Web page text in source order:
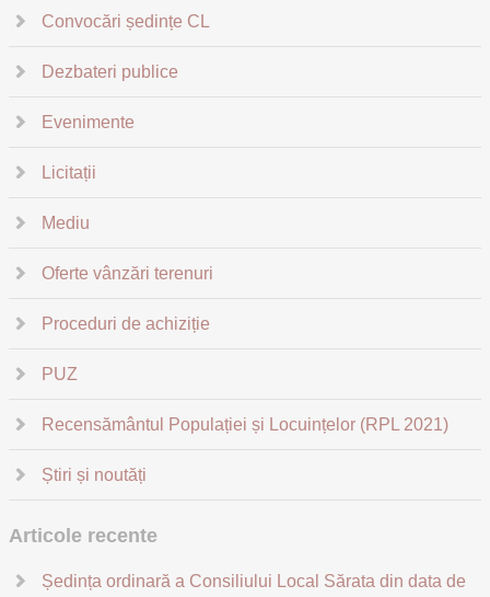
Convocări ședințe CL
Dezbateri publice
Evenimente
Licitații
Mediu
Oferte vânzări terenuri
Proceduri de achiziție
PUZ
Recensământul Populației și Locuințelor (RPL 2021)
Știri și noutăți
Articole recente
Ședința ordinară a Consiliului Local Sărata din data de